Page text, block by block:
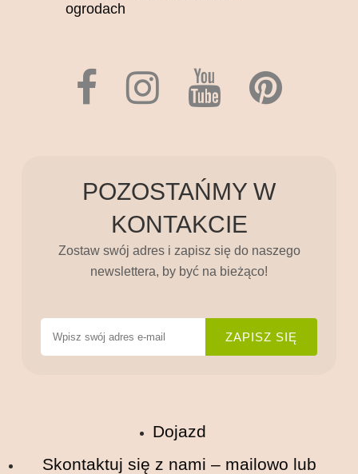
ogrodach
POZOSTAŃMY W
KONTAKCIE
Zostaw swój adres i zapisz się do naszego
newslettera, by być na bieżąco!
Dojazd
Skontaktuj się z nami – mailowo lub